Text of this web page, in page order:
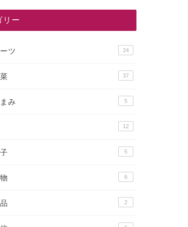
リー
ツ 24
37
み 5
12
5
6
2